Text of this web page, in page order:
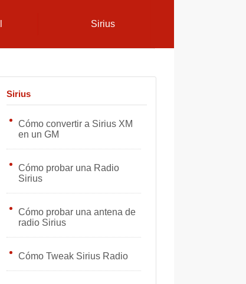
Sirius
Sirius
Cómo convertir a Sirius XM
en un GM
Cómo probar una Radio
Sirius
Cómo probar una antena de
radio Sirius
Cómo Tweak Sirius Radio